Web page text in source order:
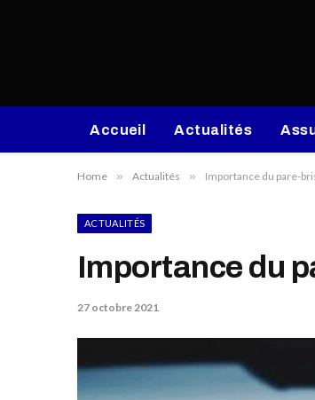
Accueil Actualités
Home » Actualités » Importance du pare-
ACTUALITÉS
Importance du
27 octobre 2021